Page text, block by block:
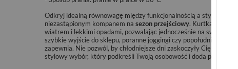
Odkryj idealną równowagę między funkcjonalnością a stylem dzięki
niezastąpionym kompanem na sezon przejściowy. Kurtka posiada
wiatrem i lekkimi opadami, pozwalając jednocześnie na swobodę
szybkie wyjście do sklepu, poranne joggingi czy popołudniowe
zapewnia. Nie pozwól, by chłodniejsze dni zaskoczyły Cię bez
stylowy wybór, który podkreśli Twoją osobowość i doda pewności